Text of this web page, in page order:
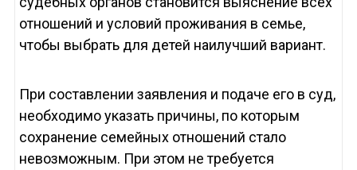
отношений и условий проживания в семье,
чтобы выбрать для детей наилучший вариант.
При составлении заявления и подаче его в суд,
необходимо указать причины, по которым
сохранение семейных отношений стало
невозможным. При этом не требуется